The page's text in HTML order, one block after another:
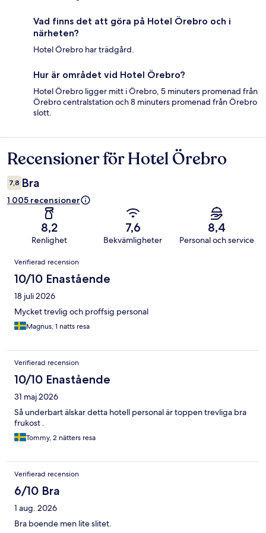
Vad finns det att göra på Hotel Örebro och i
närheten?
Hotel Örebro har trädgård.
Hur är området vid Hotel Örebro?
Hotel Örebro ligger mitt i Örebro, 5 minuters promenad från
Örebro centralstation och 8 minuters promenad från Örebro
slott.
Recensioner
Recensioner för Hotel Örebro
7,8 Bra
1 005 recensioner
8,2
Renlighet
7,6
Bekvämligheter
8,4
Personal och service
Recensioner
Verifierad recension
10/10 Enastående
18 juli 2026
Mycket trevlig och proffsig personal
Magnus, 1 natts resa
Verifierad recension
10/10 Enastående
31 maj 2026
Så underbart älskar detta hotell personal är toppen trevliga bra
frukost .
Tommy, 2 nätters resa
Verifierad recension
6/10 Bra
1 aug. 2026
Bra boende men lite slitet.